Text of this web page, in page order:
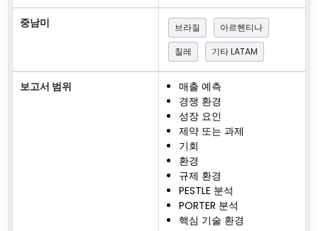
중남미 브라질
아르헨티나
칠레
기타 LATAM
보고서 범위
매출 예측
경쟁 환경
성장 요인
제약 또는 과제
기회
환경
규제 환경
PESTLE 분석
PORTER 분석
핵심 기술 환경